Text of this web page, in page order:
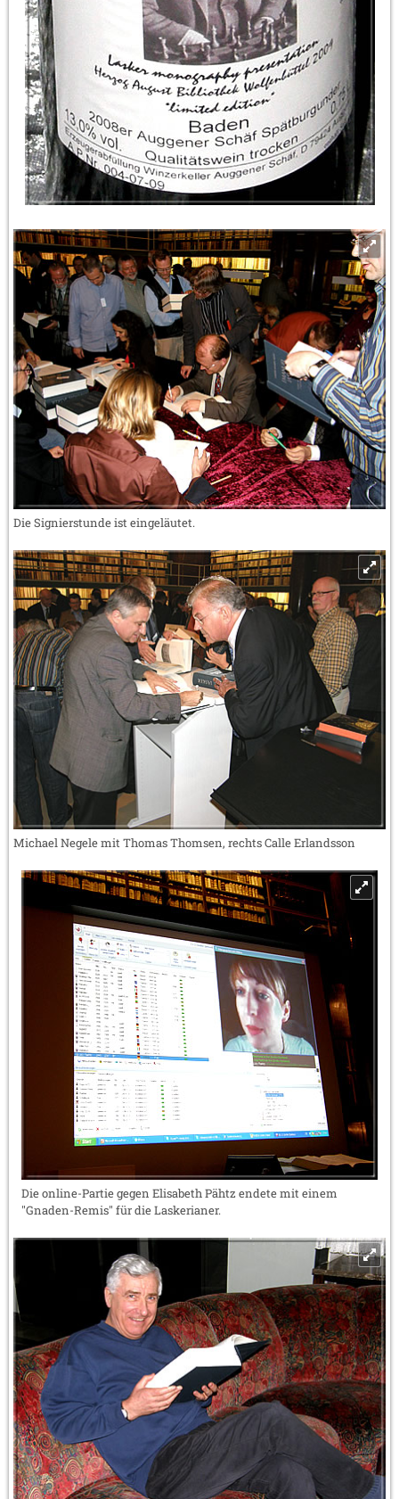
Die Signierstunde ist eingeläutet.
Michael Negele mit Thomas Thomsen, rechts Calle Erlandsson
Die online-Partie gegen Elisabeth Pähtz endete mit einem
"Gnaden-Remis" für die Laskerianer.